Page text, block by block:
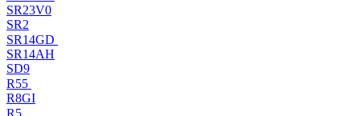
SR23V0
SR2
SR14GD
SR14AH
SD9
R55
R8GI
R5